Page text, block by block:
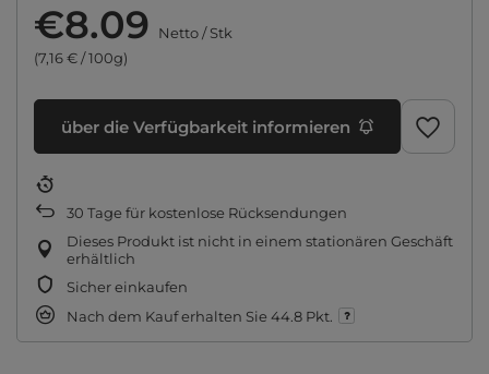
€8.09 Netto/Stk
(7,16 € / 100g)
über die Verfügbarkeit informieren
30 Tage für kostenlose Rücksendungen
Dieses Produkt ist nicht in einem stationären Geschäft
erhältlich
Sicher einkaufen
Nach dem Kauf erhalten Sie 44.8 Pkt.